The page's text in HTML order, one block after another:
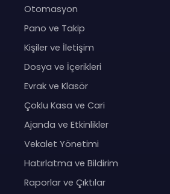
Otomasyon
Pano ve Takip
Kişiler ve İletişim
Dosya ve İçerikleri
Evrak ve Klasör
Çoklu Kasa ve Cari
Ajanda ve Etkinlikler
Vekalet Yönetimi
Hatırlatma ve Bildirim
Raporlar ve Çıktılar